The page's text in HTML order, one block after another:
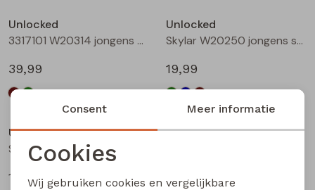
Unlocked
3317101 W20314 jongens buiten jack Bottle
39,99
Unlocked
Skylar W20250 jongens sweatshirt Groen licht
19,99
Unlocked
19,99
Unlocked
19,99
Noodzakelijke cookies
Consent Meer informatie
Cookies
Wij gebruiken cookies en vergelijkbare